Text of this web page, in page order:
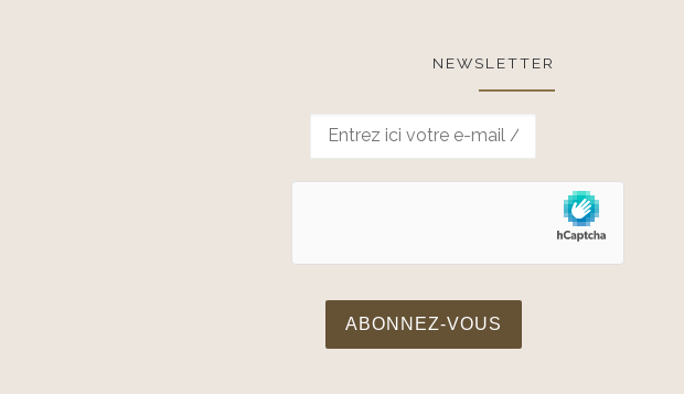
NEWSLETTER